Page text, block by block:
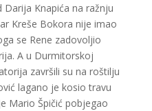
Knapića na ražnju
Kreše Bokora nije imao
se Rene zadovoljio
A u Durmitorskoj
završili su na roštilju
lagano je kosio travu
Mario Špičić pobjegao